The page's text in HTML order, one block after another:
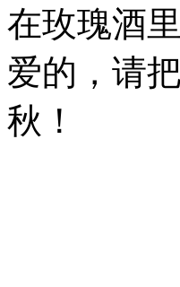
在玫瑰酒
爱的，请
秋！